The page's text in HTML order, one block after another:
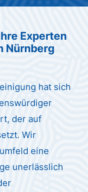
Experten
Nürnberg
hat sich
der auf
Wir
eine
unerlässlich